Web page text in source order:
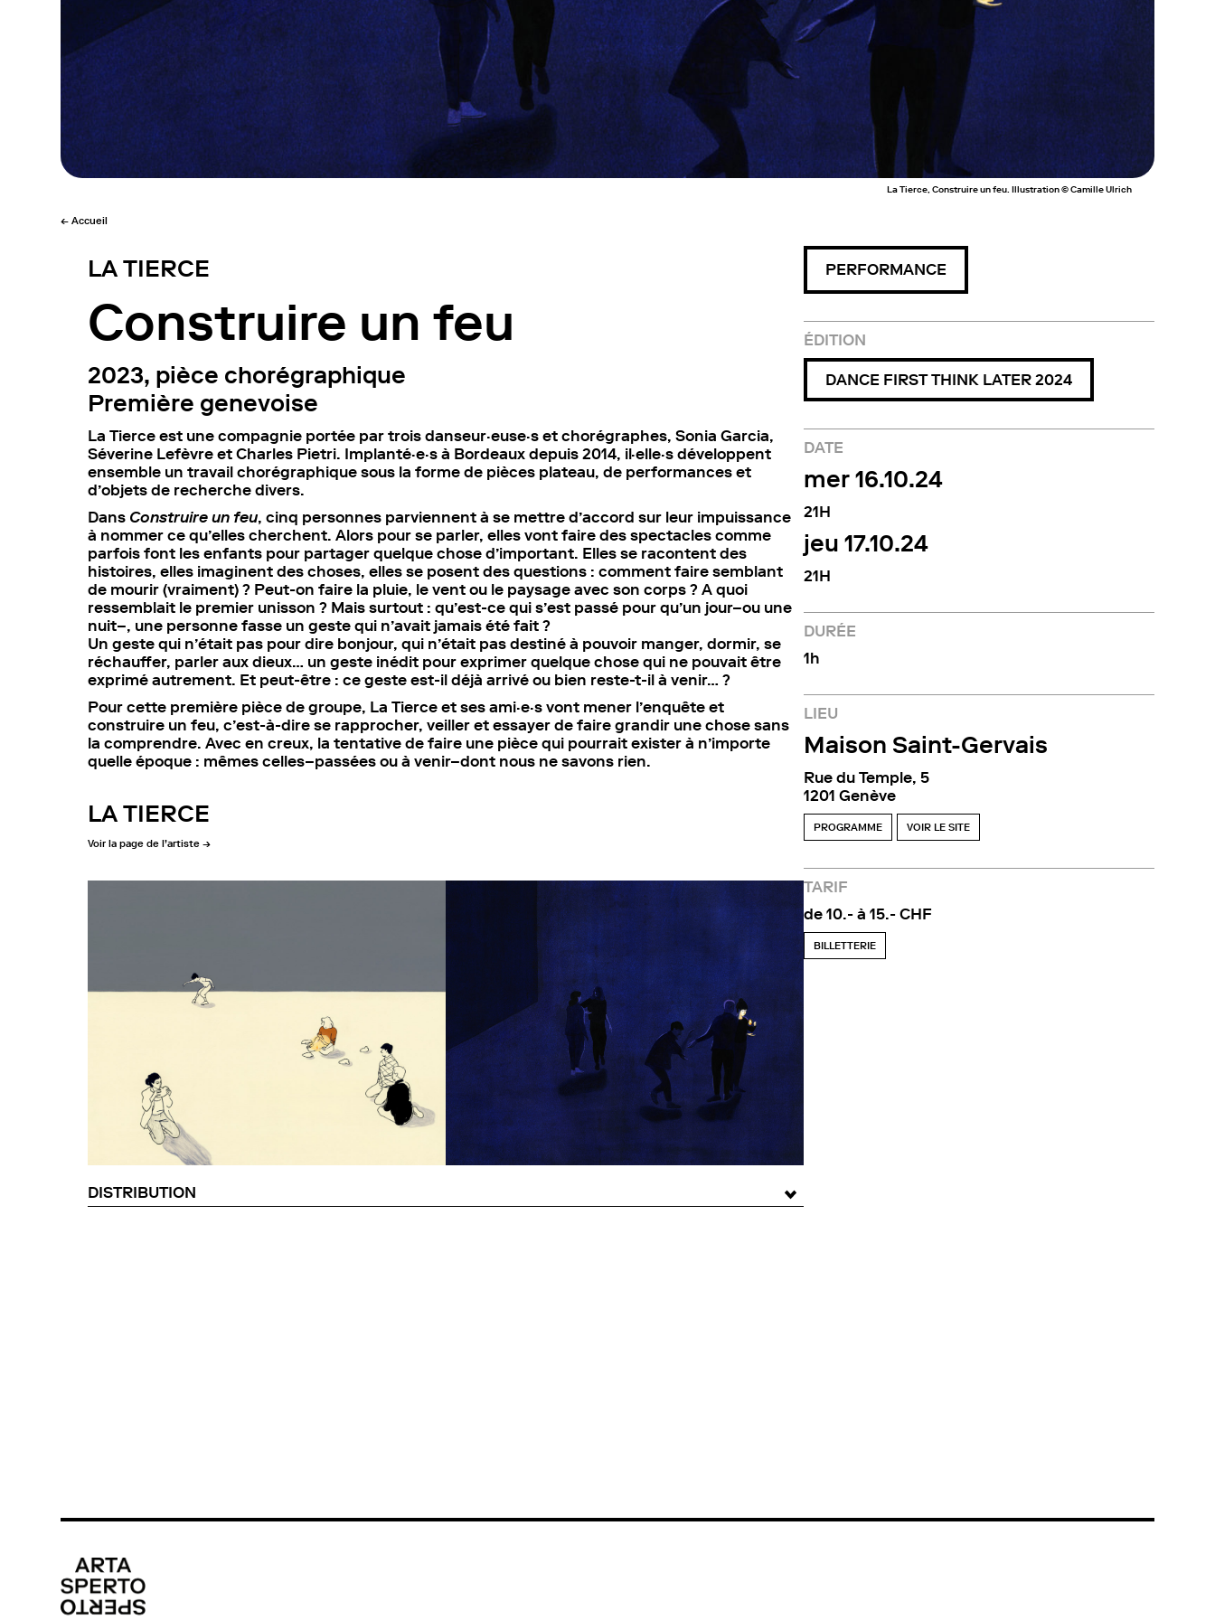
La Tierce, Construire un feu. Illustration © Camille Ulrich
← Accueil
PERFORMANCE
ÉDITION
DANCE FIRST THINK LATER 2024
DATE
mer 16.10.24
21H
jeu 17.10.24
21H
DURÉE
1h
LIEU
Maison Saint-Gervais
Rue du Temple, 5
1201 Genève
PROGRAMME VOIR LE SITE
TARIF
de 10.- à 15.- CHF
BILLETTERIE
LA TIERCE
Construire un feu
2023, pièce chorégraphique
Première genevoise
La Tierce est une compagnie portée par trois danseur·euse·s et chorégraphes, Sonia Garcia,
Séverine Lefèvre et Charles Pietri. Implanté·e·s à Bordeaux depuis 2014, il·elle·s développent
ensemble un travail chorégraphique sous la forme de pièces plateau, de performances et
d’objets de recherche divers.
Dans Construire un feu, cinq personnes parviennent à se mettre d’accord sur leur impuissance
à nommer ce qu’elles cherchent. Alors pour se parler, elles vont faire des spectacles comme
parfois font les enfants pour partager quelque chose d’important. Elles se racontent des
histoires, elles imaginent des choses, elles se posent des questions : comment faire semblant
de mourir (vraiment) ? Peut-on faire la pluie, le vent ou le paysage avec son corps ? A quoi
ressemblait le premier unisson ? Mais surtout : qu’est-ce qui s’est passé pour qu’un jour–ou une
nuit–, une personne fasse un geste qui n’avait jamais été fait ?
Un geste qui n’était pas pour dire bonjour, qui n’était pas destiné à pouvoir manger, dormir, se
réchauffer, parler aux dieux… un geste inédit pour exprimer quelque chose qui ne pouvait être
exprimé autrement. Et peut-être : ce geste est-il déjà arrivé ou bien reste-t-il à venir… ?
Pour cette première pièce de groupe, La Tierce et ses ami·e·s vont mener l’enquête et
construire un feu, c’est-à-dire se rapprocher, veiller et essayer de faire grandir une chose sans
la comprendre. Avec en creux, la tentative de faire une pièce qui pourrait exister à n’importe
quelle époque : mêmes celles–passées ou à venir–dont nous ne savons rien.
LA TIERCE
Voir la page de l’artiste →
DISTRIBUTION